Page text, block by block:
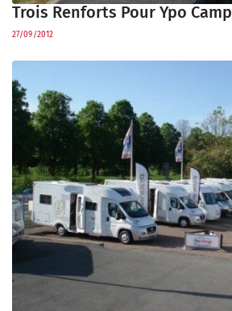
Trois Renforts Pour Ypo Camp
27/09/2012